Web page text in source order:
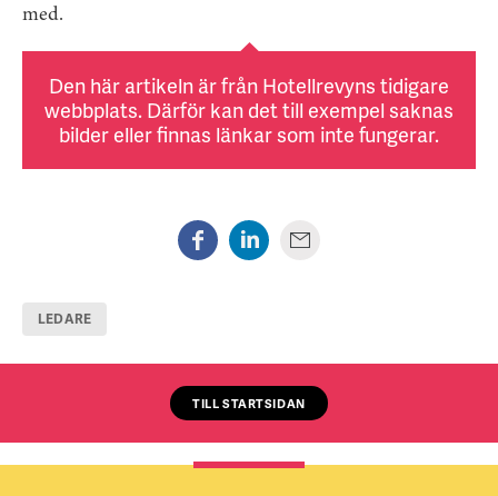
med.
Den här artikeln är från Hotellrevyns tidigare
webbplats. Därför kan det till exempel saknas
bilder eller finnas länkar som inte fungerar.
LEDARE
TILL STARTSIDAN